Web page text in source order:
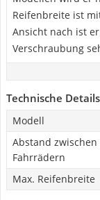
Reifenbreite ist
Ansicht nach ist
Verschraubung
Technische Details
Modell
Abstand zwischen
Fahrrädern
Max. Reifenbreite